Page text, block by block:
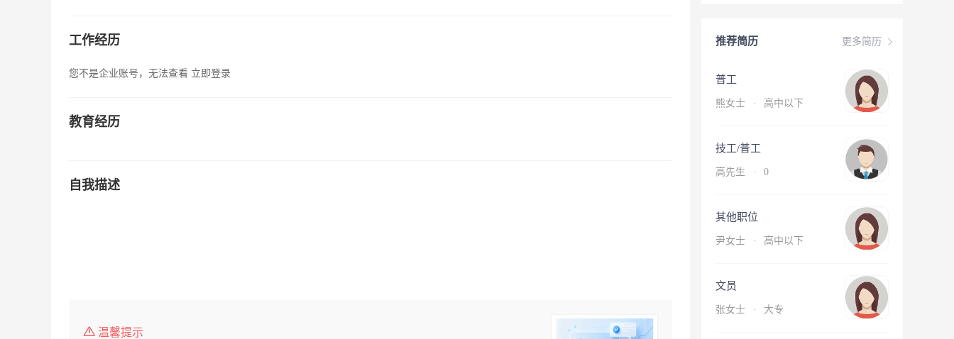
工作经历
您不是企业账号，无法查看 立即登录
教育经历
自我描述
温馨提示
更多简历
推荐简历
普工
熊女士 · 高中以下
技工/普工
高先生 · 0
其他职位
尹女士 · 高中以下
文员
张女士 · 大专